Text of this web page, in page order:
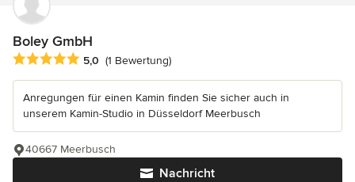
Boley GmbH
Durchschnittliche Bewertung: 5 von 5 Sternen
5,0 (1 Bewertung)
Anregungen für einen Kamin finden Sie sicher auch in
unserem Kamin-Studio in Düsseldorf Meerbusch
Nachricht
40667 Meerbusch